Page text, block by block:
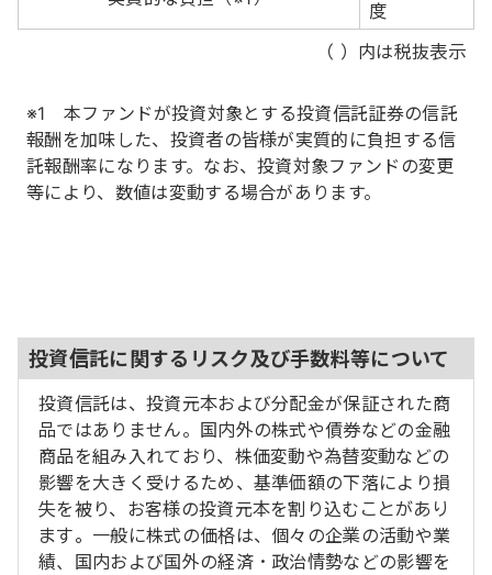
度
（ ）内は税抜表示
※1 本ファンドが投資対象とする投資信託証券の信託
報酬を加味した、投資者の皆様が実質的に負担する信
託報酬率になります。なお、投資対象ファンドの変更
等により、数値は変動する場合があります。
投資信託に関するリスク及び手数料等について
投資信託は、投資元本および分配金が保証された商
品ではありません。国内外の株式や債券などの金融
商品を組み入れており、株価変動や為替変動などの
影響を大きく受けるため、基準価額の下落により損
失を被り、お客様の投資元本を割り込むことがあり
ます。一般に株式の価格は、個々の企業の活動や業
績、国内および国外の経済・政治情勢などの影響を